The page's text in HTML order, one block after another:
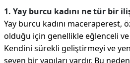
1. Yay burcu kadını ne tür bir
Yay burcu kadını maceraperest,
olduğu için genellikle eğlenceli ve
Kendini sürekli geliştirmeyi ve
seven bir yapıları vardır. Bu